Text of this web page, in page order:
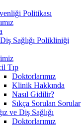
Politikası
Sağlığı Polikliniği
Tıp
Doktorlarımız
Klinik Hakkında
Nasıl Gidilir?
Sıkça Sorulan Sorular
ve Diş Sağlığı
Doktorlarımız